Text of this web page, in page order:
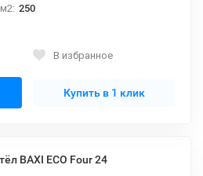
250
В избранное
Купить в 1 клик
BAXI ECO Four 24